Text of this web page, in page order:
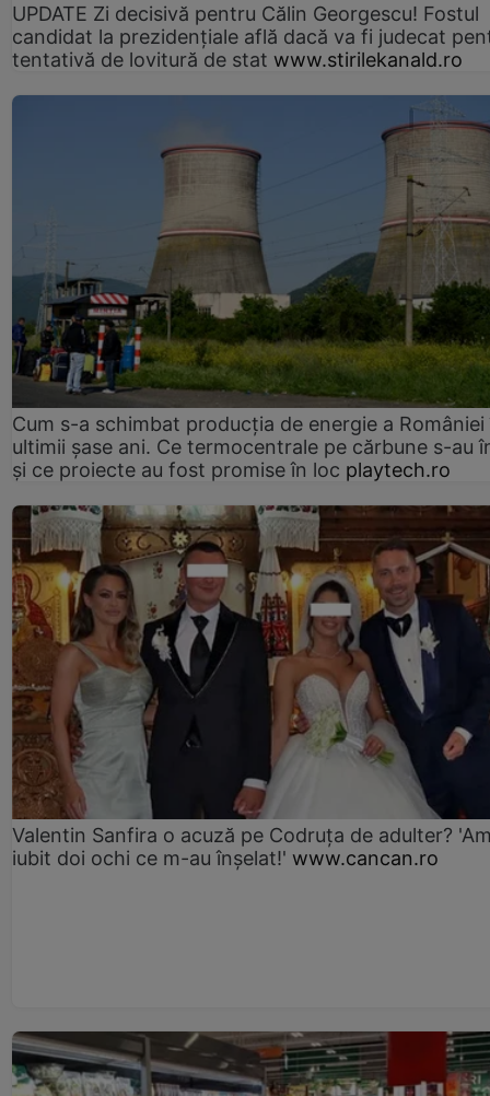
UPDATE Zi decisivă pentru Călin Georgescu! Fostul
candidat la prezidențiale află dacă va fi judecat
tentativă de lovitură de stat www.stirilekanald.ro
Cum s-a schimbat producția de energie a României
ultimii șase ani. Ce termocentrale pe cărbune s-au
și ce proiecte au fost promise în loc playtech.ro
Valentin Sanfira o acuză pe Codruța de adulter?
iubit doi ochi ce m-au înșelat!' www.cancan.ro